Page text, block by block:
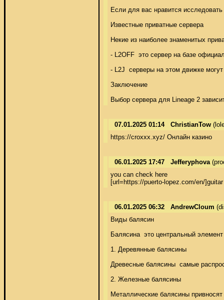
Если для вас нравится
Известные приватные сервера
Некие из наиболее знаменитых
- L2OFF  это сервер на базе
- L2J  серверы на этом движке
Заключение
Выбор сервера для Lineage 2
07.01.2025 01:14 ChristianTow
https://croxxx.xyz/ Онлайн казино
06.01.2025 17:47 Jefferyphova
you can check here
[url=https://puerto-lopez.com/en/
06.01.2025 06:32 AndrewCloum
Виды балясин
Балясина  это центральный
1. Деревянные балясины
Древесные балясины  самые
2. Железные балясины
Металлические балясины